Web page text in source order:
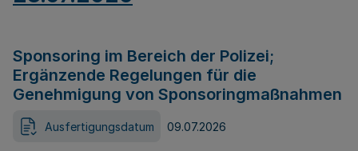
Sponsoring im Bereich der Polizei;
Ergänzende Regelungen für die
Genehmigung von Sponsoringmaßnahmen
Ausfertigungsdatum 09.07.2026